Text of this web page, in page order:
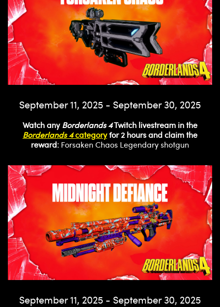
September 11, 2025 - September 30, 2025
Watch anyBorderlands 4Twitch livestream in the
Borderlands 4categoryfor 2 hours and claim the
reward: Forsaken Chaos Legendary shotgun
September 11, 2025 - September 30, 2025